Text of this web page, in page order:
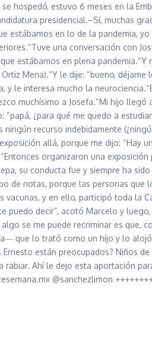
hospedó, estuvo 6 meses en la
presidencial.–Sí, muchas
estábamos en lo de la pandemia,
una conversación con
estábamos en plena
Mena).“Y le dije: “bueno,
le interesa mucho la
muchísimo a Josefa.“Mi hijo
¿para qué me quedo a
recurso indebidamente
allá, porque me dijo: “Hay
organizaron una
su conducta fue y siempre ha
de notas, porque las personas
y en ello, participó toda la
puedo decir”, acotó Marcelo y
se me puede recriminar es que,
que lo trató como un hijo y lo alojó
están preocupados? Niños
Ahí le dejo esta aportación
@sanchezlimon